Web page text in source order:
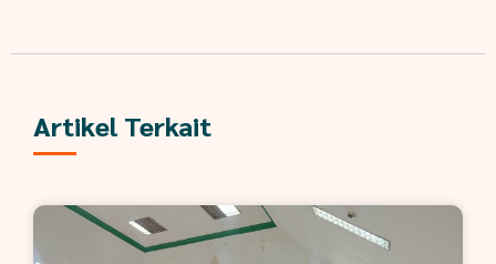
Artikel Terkait